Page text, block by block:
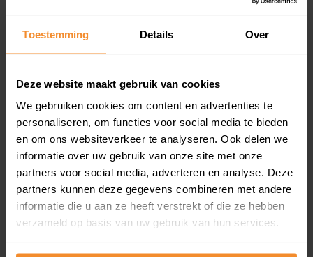
Toestemming Details Over
Deze website maakt gebruik van cookies
We gebruiken cookies om content en advertenties te
personaliseren, om functies voor social media te bieden
en om ons websiteverkeer te analyseren. Ook delen we
informatie over uw gebruik van onze site met onze
partners voor social media, adverteren en analyse. Deze
partners kunnen deze gegevens combineren met andere
informatie die u aan ze heeft verstrekt of die ze hebben
verzameld op basis van uw gebruik van hun services.
Een overzicht van alle verkochte woningen (koopsom
inclusief een jaar lang gratis updates van nieuwe
Bekijk product
Direct leverbaar